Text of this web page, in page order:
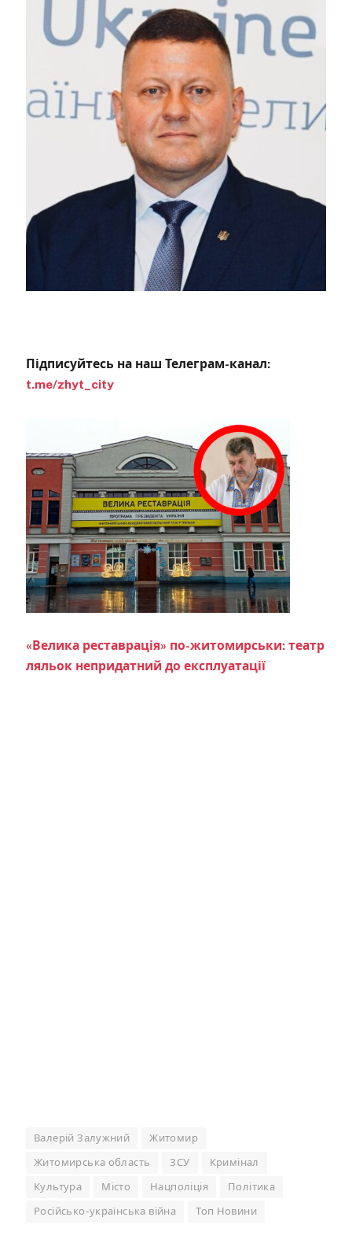
Підписуйтесь на наш Телеграм-канал:
t.me/zhyt_city
«Велика реставрація» по-житомирськи: театр
ляльок непридатний до експлуатації
Валерій Залужний Житомир
Житомирська область ЗСУ Кримінал
Культура Місто Нацполіція Політика
Російсько-українська війна Топ Новини